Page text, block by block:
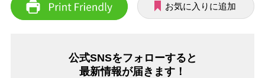
お気に入りに追加
公式SNSをフォローすると
最新情報が届きます！